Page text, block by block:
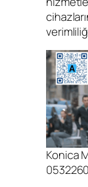
Konica